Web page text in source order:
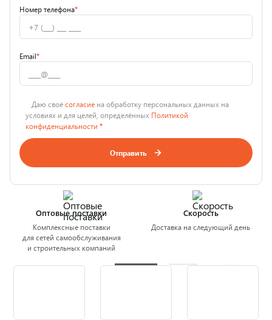
Номер телефона*
Email*
Даю своёсогласие на обработку персональных данных на
условиях и для целей, определённых Политикой
конфиденциальности *
Отправить
Оптовые поставки
Комплексные поставки
для сетей самообслуживания
и строительных компаний
Скорость
Доставка на следующий день